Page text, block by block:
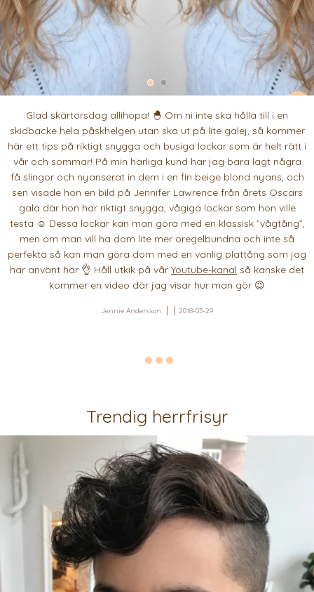
Glad skärtorsdag allihopa! 🐣 Om ni inte ska hålla till i en
skidbacke hela påskhelgen utan ska ut på lite galej, så kommer
här ett tips på riktigt snygga och busiga lockar som är helt rätt i
vår och sommar! På min härliga kund har jag bara lagt några
få slingor och nyanserat in dem i en fin beige blond nyans, och
sen visade hon en bild på Jennifer Lawrence från årets Oscars
gala där hon har riktigt snygga, vågiga lockar som hon ville
testa ☺️ Dessa lockar kan man göra med en klassisk ”vågtång”,
men om man vill ha dom lite mer oregelbundna och inte så
perfekta så kan man göra dom med en vanlig plattång som jag
har använt här 👌 Håll utkik på vår Youtube-kanal så kanske det
kommer en video där jag visar hur man gör 😉
Jennie Andersson 2018-03-29
Trendig herrfrisyr